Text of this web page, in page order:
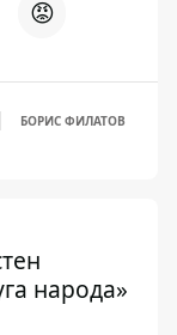
😡
БОРИС ФИЛАТОВ
народа»